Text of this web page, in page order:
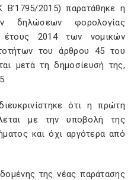
2015) παρατάθηκε η
δηλώσεων φορολογίας
έτους 2014 των νομικών
του άρθρου 45 του
μετά τη δημοσίευσή της,
ότι η πρώτη
με την υποβολή της
και όχι αργότερα από
της νέας παράτασης